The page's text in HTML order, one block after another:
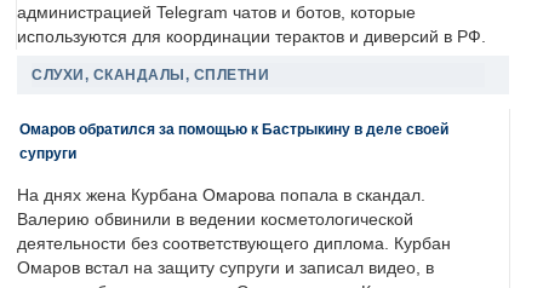
администрацией Telegram чатов и ботов, которые
используются для координации терактов и диверсий в РФ.
СЛУХИ, СКАНДАЛЫ, СПЛЕТНИ
Омаров обратился за помощью к Бастрыкину в деле своей
супруги
На днях жена Курбана Омарова попала в скандал.
Валерию обвинили в ведении косметологической
деятельности без соответствующего диплома. Курбан
Омаров встал на защиту супруги и записал видео, в